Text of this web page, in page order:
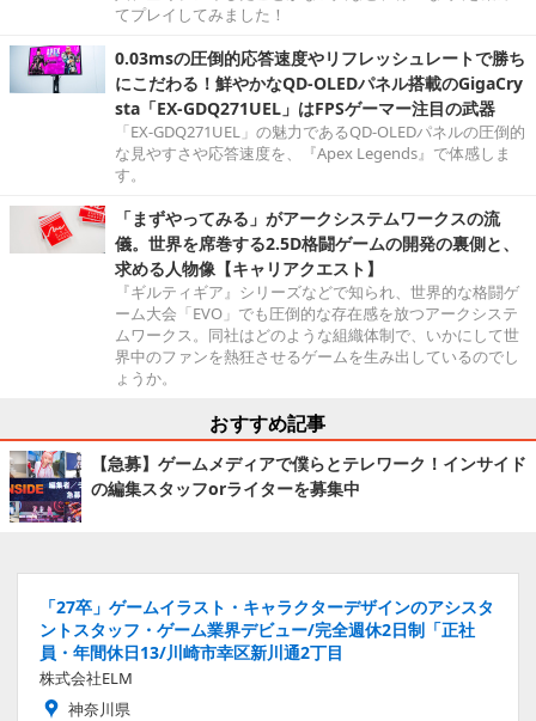
てプレイしてみました！
0.03msの圧倒的応答速度やリフレッシュレートで勝ち
にこだわる！鮮やかなQD-OLEDパネル搭載のGigaCry
sta「EX-GDQ271UEL」はFPSゲーマー注目の武器
「EX-GDQ271UEL」の魅力であるQD-OLEDパネルの圧倒的
な見やすさや応答速度を、『Apex Legends』で体感しま
す。
「まずやってみる」がアークシステムワークスの流
儀。世界を席巻する2.5D格闘ゲームの開発の裏側と、
求める人物像【キャリアクエスト】
『ギルティギア』シリーズなどで知られ、世界的な格闘ゲ
ーム大会「EVO」でも圧倒的な存在感を放つアークシステ
ムワークス。同社はどのような組織体制で、いかにして世
界中のファンを熱狂させるゲームを生み出しているのでし
ょうか。
おすすめ記事
【急募】ゲームメディアで僕らとテレワーク！インサイド
の編集スタッフorライターを募集中
「27卒」ゲームイラスト・キャラクターデザインのアシスタ
ントスタッフ・ゲーム業界デビュー/完全週休2日制「正社
員・年間休日13/川崎市幸区新川通2丁目
株式会社ELM
神奈川県